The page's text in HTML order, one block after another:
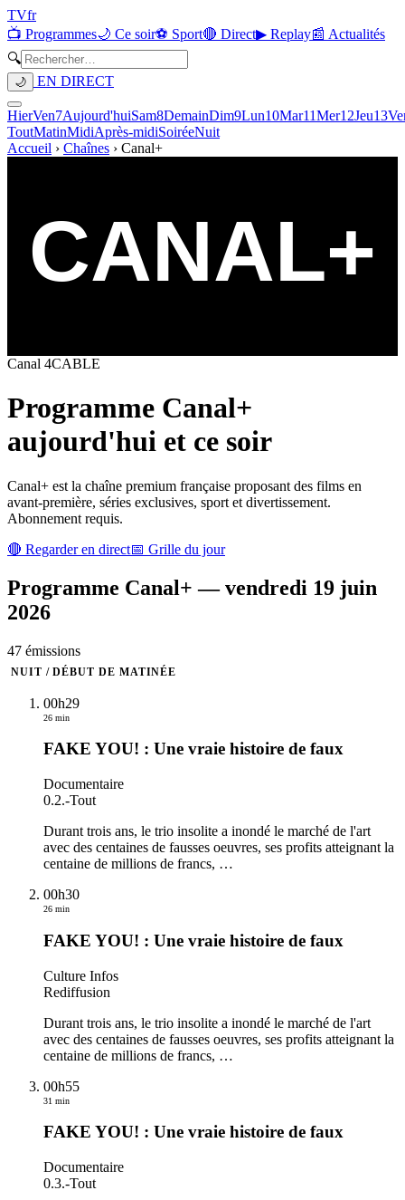
TVfr
📺 Programmes🌙 Ce soir⚽ Sport🔴 Direct▶ Replay📰 Actualités
🔍
🌙 EN DIRECT
HierVen7Aujourd'huiSam8DemainDim9Lun10Mar11Mer12Jeu13
ToutMatinMidiAprès-midiSoiréeNuit
Accueil › Chaînes › Canal+
Canal 4CABLE
Programme Canal+
aujourd'hui et ce soir
Canal+ est la chaîne premium française proposant des films en
avant-première, séries exclusives, sport et divertissement.
Abonnement requis.
🔴 Regarder en direct📅 Grille du jour
Programme Canal+ —vendredi 19 juin
2026
47 émissions
NUIT / DÉBUT DE MATINÉE
00h29
26 min
FAKE YOU! : Une vraie histoire de faux
Documentaire
0.2.-Tout
Durant trois ans, le trio insolite a inondé le marché de l'art
avec des centaines de fausses oeuvres, ses profits atteignant la
centaine de millions de francs, …
00h30
26 min
FAKE YOU! : Une vraie histoire de faux
Culture Infos
Rediffusion
Durant trois ans, le trio insolite a inondé le marché de l'art
avec des centaines de fausses oeuvres, ses profits atteignant la
centaine de millions de francs, …
00h55
31 min
FAKE YOU! : Une vraie histoire de faux
Documentaire
0.3.-Tout